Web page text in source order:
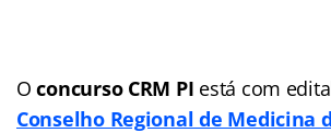
Oconcurso CRM PI está com
Conselho Regional de Medicina